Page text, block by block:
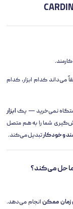
می‌داند کدام ابزار، کدام
نمی‌خرید — یکابزار
شما را به هم متصل
و خودکارتبدیل می‌کند.
زمان ممکنانجام می‌دهد.